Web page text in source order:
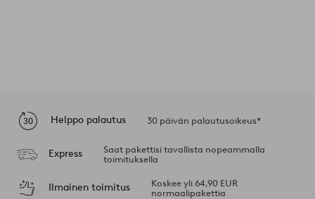
Helppo palautus 30 päivän palautusoikeus*
Express
Saat pakettisi tavallista nopeammalla
toimituksella
Ilmainen toimitus
Koskee yli 64,90 EUR
normaalipakettia